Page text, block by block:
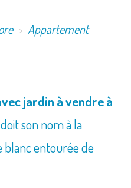
Appartement
jardin à vendre à
son nom à la
blanc entourée de